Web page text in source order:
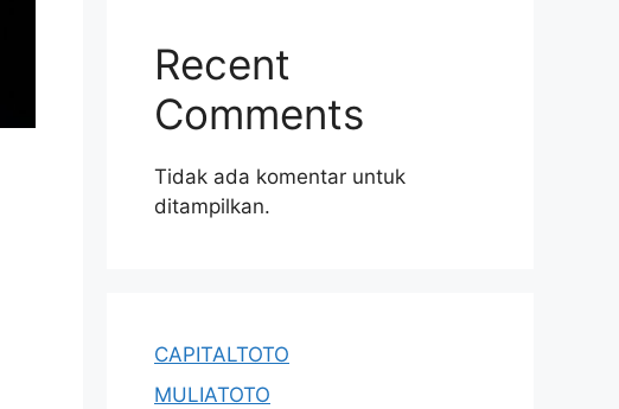
Recent
Comments
Tidak ada komentar untuk
ditampilkan.
CAPITALTOTO
MULIATOTO